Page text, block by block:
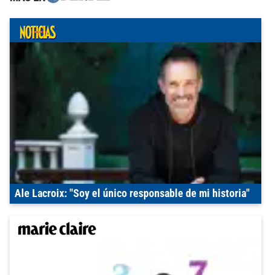
Ale Lacroix: "Soy el único responsable de mi historia"